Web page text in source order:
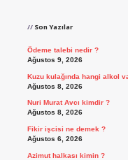
Son Yazılar
Ödeme talebi nedir ?
Ağustos 9, 2026
Kuzu kulağında hangi alkol
Ağustos 8, 2026
Nuri Murat Avcı kimdir ?
Ağustos 8, 2026
Fikir işcisi ne demek ?
Ağustos 6, 2026
Azimut halkası kimin ?